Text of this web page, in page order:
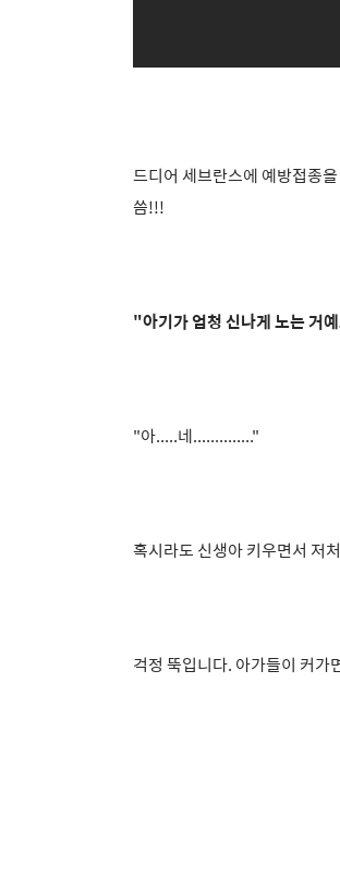
드디어 세브란스에 예방접종
씀!!!
"아기가 엄청 신나게 노는 거
"아.....네.............."
혹시라도 신생아 키우면서 저
걱정 뚝입니다. 아가들이 커가